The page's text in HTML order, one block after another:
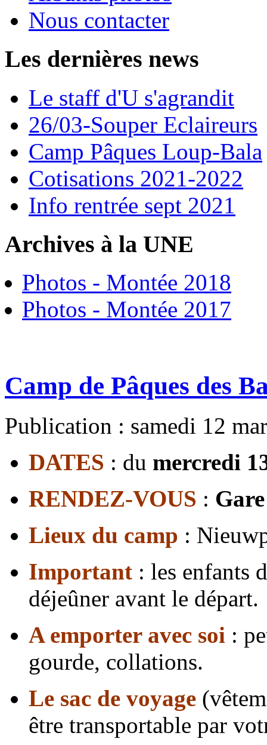
Nous contacter
Les dernières news
Le staff d'U s'agrandit
26/03-Souper Eclaireurs
Camp Pâques Loup-Bala
Cotisations 2021-2022
Info rentrée sept 2021
Archives à la UNE
Photos - Montée 2018
Photos - Montée 2017
Camp de Pâques des
Publication : samedi 12
DATES : du mercredi
RENDEZ-VOUS :
Lieux du camp :
Important : les enfants
déjeûner avant le départ.
A emporter avec soi :
gourde, collations.
Le sac de voyage
être transportable par